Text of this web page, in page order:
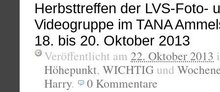
Herbsttreffen der LVS-Foto-
Videogruppe im TANA
18. bis 20. Oktober 2013
Veröffentlicht am 22. Oktober 2013
Höhepunkt, WICHTIG und
Harry. 0 Kommentare